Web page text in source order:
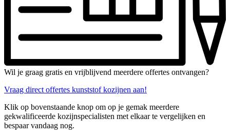
Wil je graag gratis en vrijblijvend meerdere offertes ontvangen?
Vraag direct offertes kunststof kozijnen aan!
Klik op bovenstaande knop om op je gemak meerdere
gekwalificeerde kozijnspecialisten met elkaar te vergelijken en
bespaar vandaag nog.